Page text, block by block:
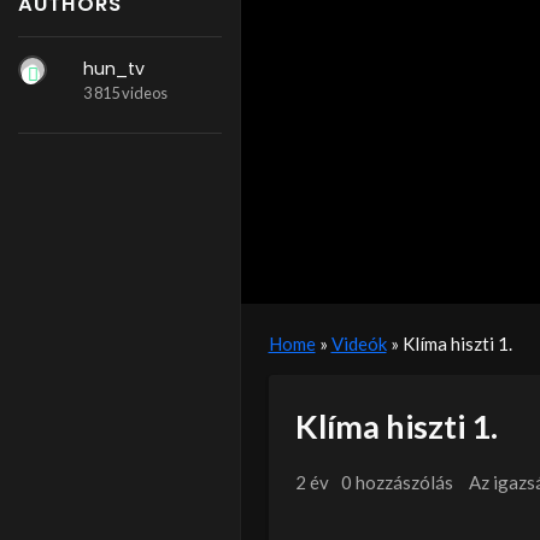
hun_tv
3 815 videos
Home» Videók» Klíma hiszti 1.
Klíma hiszti 1.
2 év 0 hozzászólás Az